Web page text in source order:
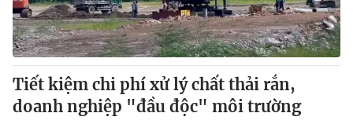
Tiết kiệm chi phí xử lý chất thải rắn,
doanh nghiệp "đầu độc" môi trường